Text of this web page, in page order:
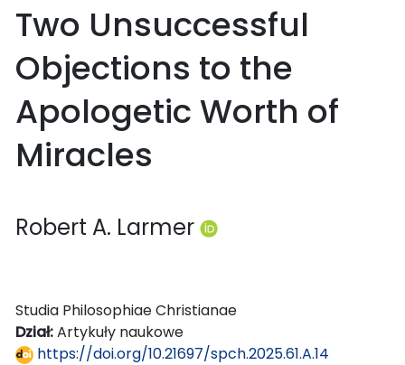
Two Unsuccessful
Objections to the
Apologetic Worth of
Miracles
Robert A. Larmer
Studia Philosophiae Christianae
Dział:Artykuły naukowe
https://doi.org/10.21697/spch.2025.61.A.14